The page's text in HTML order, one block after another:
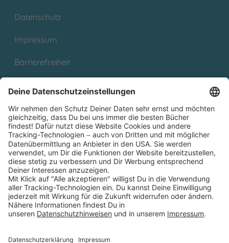
Datenschutz
Impressum
Barrierefreiheit
Partnerprogramm (Affiliate)
Folge uns auf
* Versandkostenfrei ab 9,00 € Bestellwert innerhalb
Deutschlands
** Lieferzeit 1-3 Werktage innerhalb Deutschlands